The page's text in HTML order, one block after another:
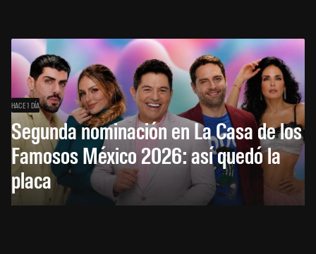
HACE 1 DÍA
Segunda nominación en La Casa de los
Famosos México 2026: así quedó la
placa